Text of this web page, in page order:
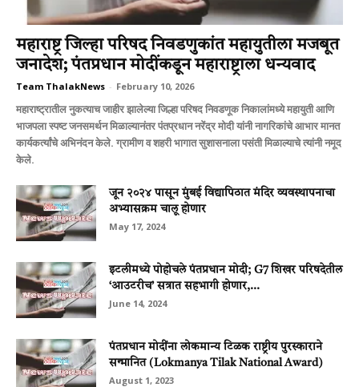
महाराष्ट्र जिल्हा परिषद निवडणुकांत महायुतीला मजबूत
जनादेश; पंतप्रधान मोदींकडून महाराष्ट्राला धन्यवाद
Team ThalakNews - February 10, 2026
महाराष्ट्रातील नुकत्याच जाहीर झालेल्या जिल्हा परिषद निवडणूक निकालांमध्ये महायुती आणि
भाजपला स्पष्ट जनसमर्थन मिळाल्यानंतर पंतप्रधान नरेंद्र मोदी यांनी नागरिकांचे आभार मानत
कार्यकर्त्यांचे अभिनंदन केले. ग्रामीण व शहरी भागात सुशासनाला पसंती मिळाल्याचे त्यांनी नमूद
केले.
जून २०२४ पासून मुंबई विद्यापिठात मंदिर व्यवस्थापनाचा
अभ्यासक्रम चालू होणार
May 17, 2024
इटलीमध्ये पोहोचले पंतप्रधान मोदी; G7 शिखर परिषदेतील
‘आउटरीच’ सत्रात सहभागी होणार,...
June 14, 2024
पंतप्रधान मोदींना लोकमान्य टिळक राष्ट्रीय पुरस्काराने
सन्मानित (Lokmanya Tilak National Award)
August 1, 2023